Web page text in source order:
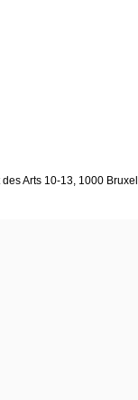
des Arts 10-13, 1000